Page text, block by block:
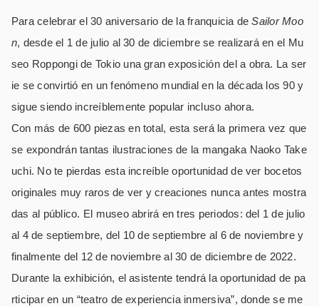
Para celebrar el 30 aniversario de la franquicia deSailor Moo
n, desde el 1 de julio al 30 de diciembre se realizará en el Mu
seo Roppongi de Tokio una gran exposición del a obra. La ser
ie se convirtió en un fenómeno mundial en la década los 90 y
sigue siendo increíblemente popular incluso ahora.
Con más de 600 piezas en total, esta será la primera vez que
se expondrán tantas ilustraciones de la mangaka Naoko Take
uchi. No te pierdas esta increíble oportunidad de ver bocetos
originales muy raros de ver y creaciones nunca antes mostra
das al público. El museo abrirá en tres periodos: del 1 de julio
al 4 de septiembre, del 10 de septiembre al 6 de noviembre y
finalmente del 12 de noviembre al 30 de diciembre de 2022.
Durante la exhibición, el asistente tendrá la oportunidad de pa
rticipar en un “teatro de experiencia inmersiva”, donde se me